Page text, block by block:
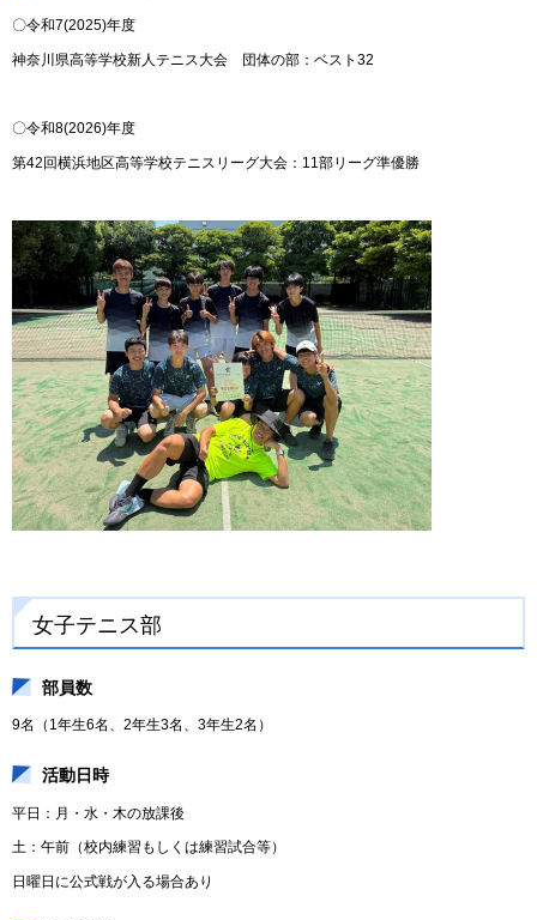
〇令和7(2025)年度
神奈川県高等学校新人テニス大会 団体の部：ベスト32
〇令和8(2026)年度
第42回横浜地区高等学校テニスリーグ大会：11部リーグ準優勝
女子テニス部
部員数
9名（1年生6名、2年生3名、3年生2名）
活動日時
平日：月・水・木の放課後
土：午前（校内練習もしくは練習試合等）
日曜日に公式戦が入る場合あり